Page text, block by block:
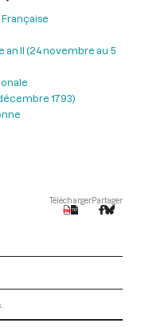
an II (24 novembre au 5
1793)
TéléchargerPartager